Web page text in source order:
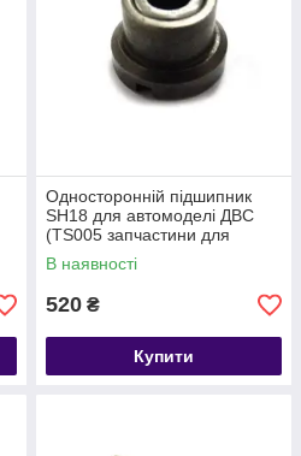
Односторонній підшипник
SH18 для автомоделі ДВС
(TS005 запчастини для
радіокерованих моделей
Himoto)
В наявності
520 ₴
Купити